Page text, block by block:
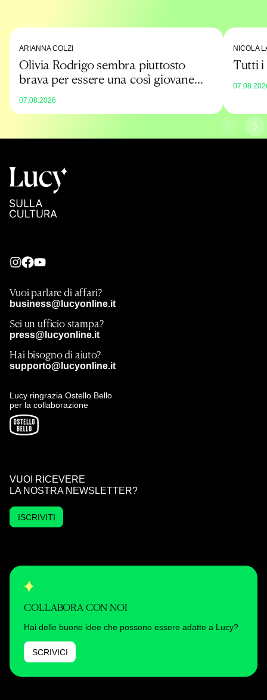
ARIANNA COLZI
Olivia Rodrigo sembra piuttosto
brava per essere una così giovane
promessa
07.08.2026
NICOLA
Tutti i
Vuoi parlare di affari?
business@lucyonline.it
Sei un ufficio stampa?
press@lucyonline.it
Hai bisogno di aiuto?
supporto@lucyonline.it
Lucy ringrazia Ostello Bello
per la collaborazione
VUOI RICEVERE
LA NOSTRA NEWSLETTER?
ISCRIVITI
COLLABORA CON NOI
Hai delle buone idee che possono essere adatte a Lucy?
SCRIVICI